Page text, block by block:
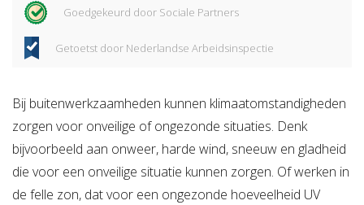
Goedgekeurd door Sociale Partners
Getoetst door Nederlandse Arbeidsinspectie
Bij buitenwerkzaamheden kunnen klimaatomstandigheden
zorgen voor onveilige of ongezonde situaties. Denk
bijvoorbeeld aan onweer, harde wind, sneeuw en gladheid
die voor een onveilige situatie kunnen zorgen. Of werken in
de felle zon, dat voor een ongezonde hoeveelheid UV